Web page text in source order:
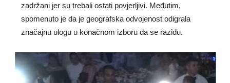
zadržani jer su trebali ostati povjerljivi. Međutim,
spomenuto je da je geografska odvojenost odigrala
značajnu ulogu u konačnom izboru da se raziđu.